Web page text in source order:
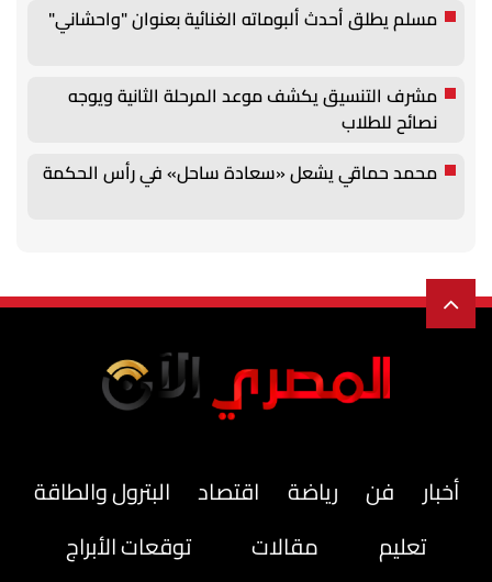
مسلم يطلق أحدث ألبوماته الغنائية بعنوان "واحشاني"
مشرف التنسيق يكشف موعد المرحلة الثانية ويوجه
نصائح للطلاب
محمد حماقي يشعل «سعادة ساحل» في رأس الحكمة
أخبار فن رياضة اقتصاد
البترول والطاقة
تعليم
مقالات
توقعات الأبراج